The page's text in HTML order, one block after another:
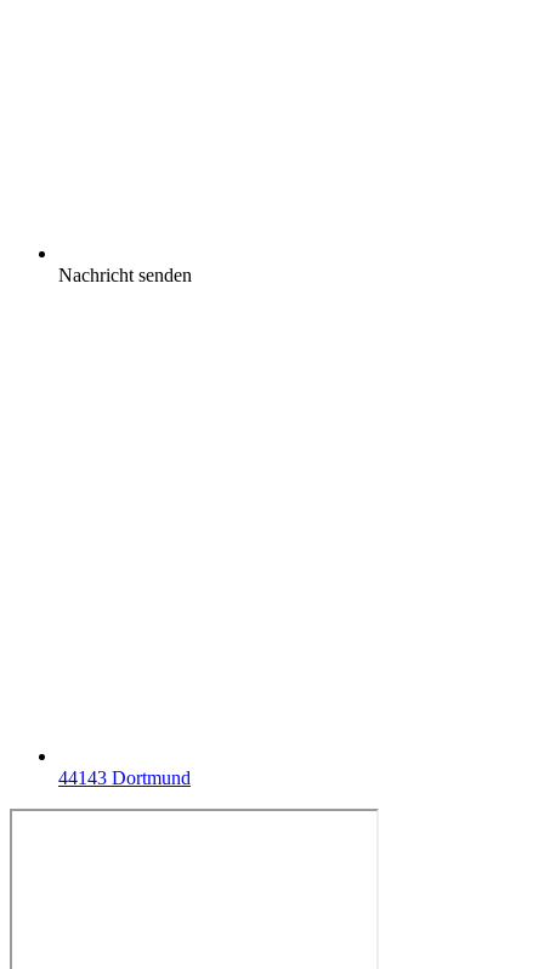
Nachricht senden
44143 Dortmund